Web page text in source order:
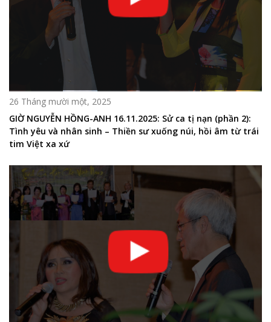
26 Tháng mười một, 2025
GIỜ NGUYỄN HỒNG-ANH 16.11.2025: Sử ca tị nạn (phần 2):
Tình yêu và nhân sinh – Thiền sư xuống núi, hồi âm từ trái
tim Việt xa xứ